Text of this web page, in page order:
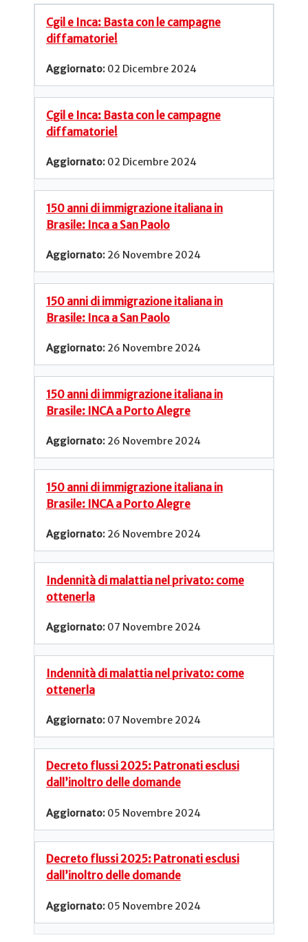
Cgil e Inca: Basta con le campagne
diffamatorie!
02 Dicembre 2024
Cgil e Inca: Basta con le campagne
diffamatorie!
02 Dicembre 2024
150 anni di immigrazione italiana in
Brasile: Inca a San Paolo
26 Novembre 2024
150 anni di immigrazione italiana in
Brasile: Inca a San Paolo
26 Novembre 2024
150 anni di immigrazione italiana in
Brasile: INCA a Porto Alegre
26 Novembre 2024
150 anni di immigrazione italiana in
Brasile: INCA a Porto Alegre
26 Novembre 2024
Indennità di malattia nel privato: come
ottenerla
07 Novembre 2024
Indennità di malattia nel privato: come
ottenerla
07 Novembre 2024
Decreto flussi 2025: Patronati esclusi
dall’inoltro delle domande
05 Novembre 2024
Decreto flussi 2025: Patronati esclusi
dall’inoltro delle domande
05 Novembre 2024